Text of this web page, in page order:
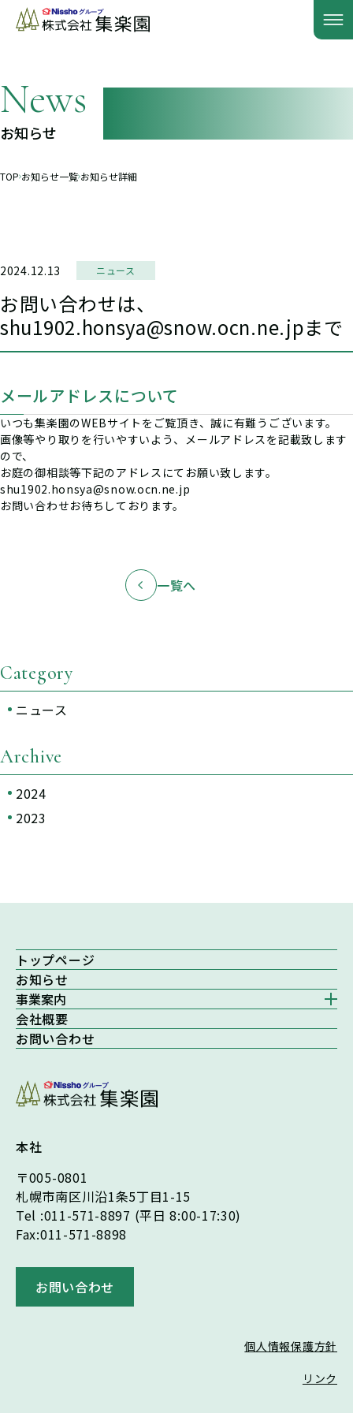
お知らせ
TOP お知らせ一覧 お知らせ詳細
2024.12.13 ニュース
お問い合わせは、
shu1902.honsya@snow.ocn.ne.jpまで
メールアドレスについて
いつも集楽園のWEBサイトをご覧頂き、誠に有難うございます。
画像等やり取りを行いやすいよう、メールアドレスを記載致します
ので、
お庭の御相談等下記のアドレスにてお願い致します。
shu1902.honsya@snow.ocn.ne.jp
お問い合わせお待ちしております。
一覧へ
Category
ニュース
Archive
2024
2023
トップページ
お知らせ
事業案内
事業案内トップ
観葉植物レンタル・販売
フェイクグリーンを使った室内装飾
観葉植物のお困りごとを解決
会社概要
お問い合わせ
本社
〒005-0801
札幌市南区川沿1条5丁目1-15
Tel :011-571-8897 (平日 8:00-17:30)
Fax:011-571-8898
お問い合わせ
個人情報保護方針
リンク